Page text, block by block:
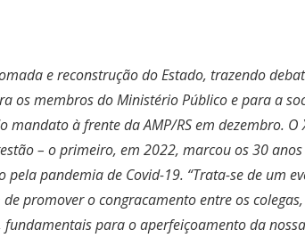
e reconstrução do Estado, trazendo
os membros do Ministério Público e para a
mandato à frente da AMP/RS em dezembro. O
– o primeiro, em 2022, marcou os 30
pandemia de Covid-19. “Trata-se de um
promover o congracamento entre os
fundamentais para o aperfeiçoamento da